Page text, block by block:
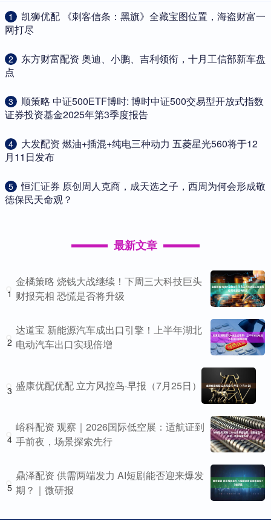
1
​凯狮优配 《刺客信条：黑旗》全藏宝图位置，海盗财富一
网打尽
2
​东方财富配资 奥迪、小鹏、吉利领衔，十月工信部新车盘
点
3
​顺策略 中证500ETF博时: 博时中证500交易型开放式指数
证券投资基金2025年第3季度报告
4
​大发配资 燃油+插混+纯电三种动力 五菱星光560将于12
月11日发布
5
​恒汇证券 原创周人克商，成天选之子，西周为何会形成敬
德保民天命观？
最新文章
1
金橘策略 烧钱大战继续！下周三大科技巨头
财报亮相 恐慌是否将升级
2
达道宝 新能源汽车成出口引擎！上半年湖北
电动汽车出口实现倍增
3 盛康优配优配 立方风控鸟·早报（7月25日）
4
峪科配资 观察｜2026国际低空展：适航证到
手前夜，场景探索先行
5
鼎泽配资 供需两端发力 AI短剧能否迎来爆发
期？｜微研报